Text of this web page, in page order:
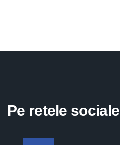
Pe retele sociale